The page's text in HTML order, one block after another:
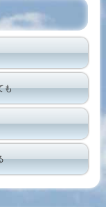
も